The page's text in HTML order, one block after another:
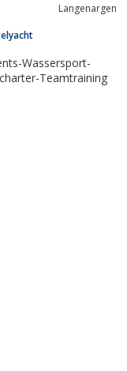
Langenargen
Wassersport-
Teamtraining